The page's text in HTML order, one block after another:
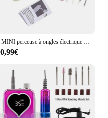
MINI perceuse à ongles électrique professionnelle 5 en 1, Kit de manucure et pédicure, meulage, polissage, Nail Art, lime de ponçage, stylo, outils
0,99€